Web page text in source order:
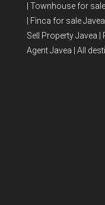
Townhouse for
Finca for sale Javea
Sell Property Javea
Agent Javea
All